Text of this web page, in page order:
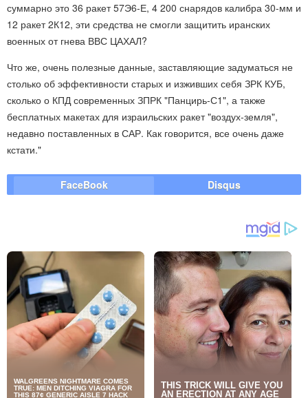
суммарно это 36 ракет 57Э6-Е, 4 200 снарядов калибра 30-мм и
12 ракет 2К12, эти средства не смогли защитить иранских
военных от гнева ВВС ЦАХАЛ?
Что же, очень полезные данные, заставляющие задуматься не
столько об эффективности старых и изживших себя ЗРК КУБ,
сколько о КПД современных ЗПРК "Панцирь-С1", а также
бесплатных макетах для израильских ракет "воздух-земля",
недавно поставленных в САР. Как говорится, все очень даже
кстати."
FaceBook Disqus